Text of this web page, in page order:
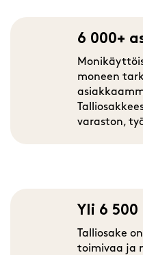
6 000+
moneen
varaston,
Yli 6
Talliosake
toimivaa ja